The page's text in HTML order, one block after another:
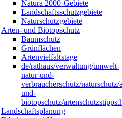
Natura 2000-Gebiete
Landschaftsschutzgebiete
Naturschutzgebiete
Arten- und Biotopschutz
Baumschutz
Grünflächen
Artenvielfaltstage
de/rathaus/verwaltung/umwelt-
natur-und-
verbraucherschutz/naturschutz/
und-
biotopschutz/
Landschaftsplanung